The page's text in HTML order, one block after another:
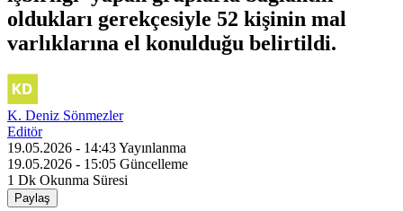
oldukları gerekçesiyle 52 kişinin mal
varlıklarına el konulduğu belirtildi.
K. Deniz Sönmezler
Editör
19.05.2026 - 14:43Yayınlanma
19.05.2026 - 15:05 Güncelleme
1 Dk Okunma Süresi
Paylaş